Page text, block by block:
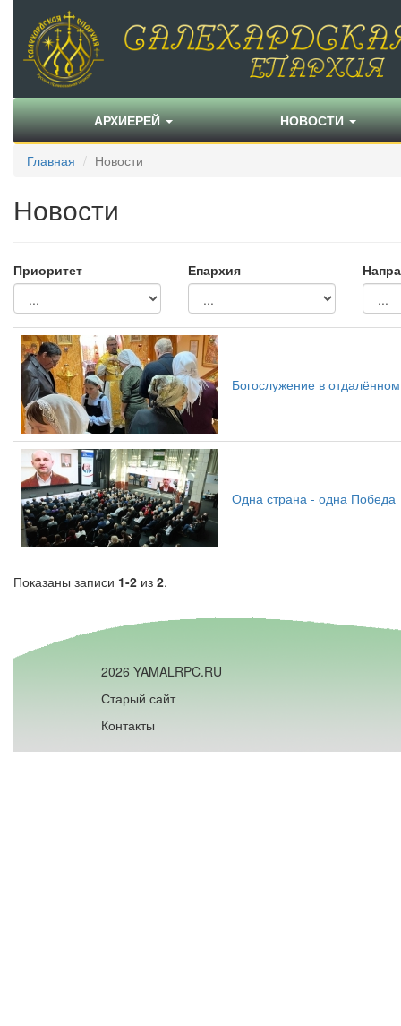
АРХИЕРЕЙ НОВОСТИ
Главная Новости
Новости
Приоритет Епархия
Богослужение в
Одна страна - одна Победа
Показаны записи 1-2 из 2.
2026 YAMALRPC.RU
Старый сайт
Контакты